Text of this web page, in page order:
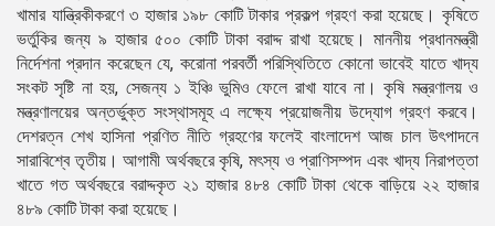
খামার যান্ত্রিকীকরণে ৩ হাজার ১৯৮ কোটি টাকার প্রকল্প গ্রহণ করা হয়েছে। কৃষিতে
ভর্তুকির জন্য ৯ হাজার ৫০০ কোটি টাকা বরাদ্দ রাখা হয়েছে। মাননীয় প্রধানমন্ত্রী
নির্দেশনা প্রদান করেছেন যে, করোনা পরবর্তী পরিস্থিতিতে কোনো ভাবেই যাতে খাদ্য
সংকট সৃষ্টি না হয়, সেজন্য ১ ইঞ্চি ভুমিও ফেলে রাখা যাবে না। কৃষি মন্ত্রণালয় ও
মন্ত্রণালয়ের অন্তর্ভুক্ত সংস্থাসমূহ এ লক্ষ্যে প্রয়োজনীয় উদ্যোগ গ্রহণ করবে।
দেশরত্ন শেখ হাসিনা প্রণিত নীতি গ্রহণের ফলেই বাংলাদেশ আজ চাল উৎপাদনে
সারাবিশ্বে তৃতীয়। আগামী অর্থবছরে কৃষি, মৎস্য ও প্রাণিসম্পদ এবং খাদ্য নিরাপত্তা
খাতে গত অর্থবছরে বরাদ্দকৃত ২১ হাজার ৪৮৪ কোটি টাকা থেকে বাড়িয়ে ২২ হাজার
৪৮৯ কোটি টাকা করা হয়েছে।